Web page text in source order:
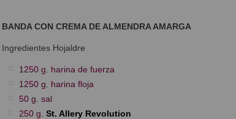
BANDA CON CREMA DE ALMENDRA AMARGA
Ingredientes Hojaldre
1250 g. harina de fuerza
1250 g. harina floja
50 g. sal
250 g. St. Allery Revolution